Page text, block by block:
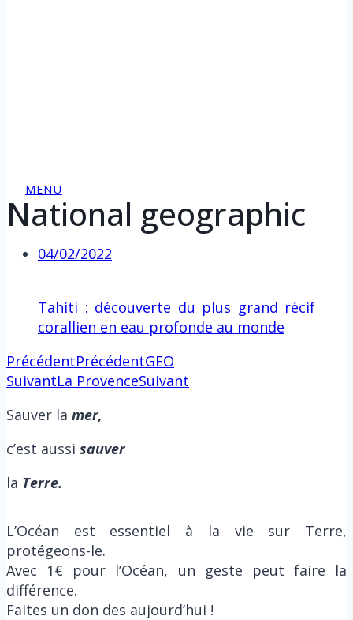
MENU
National geographic
04/02/2022
Tahiti : découverte du plus grand récif
corallien en eau profonde au monde
PrécédentPrécédentGEO
SuivantLa ProvenceSuivant
Sauver la mer,
c’est aussi sauver
la Terre.
L’Océan est essentiel à la vie sur Terre,
protégeons-le.
Avec 1€ pour l’Océan, un geste peut faire la
différence.
Faites un don des aujourd’hui !